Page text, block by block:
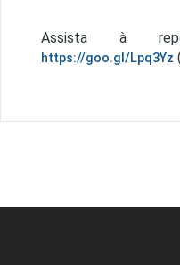
Assista à
https://goo.gl/Lpq3Yz